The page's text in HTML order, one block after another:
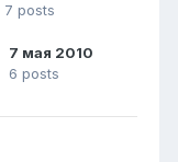
7 posts
7 мая 2010
6 posts